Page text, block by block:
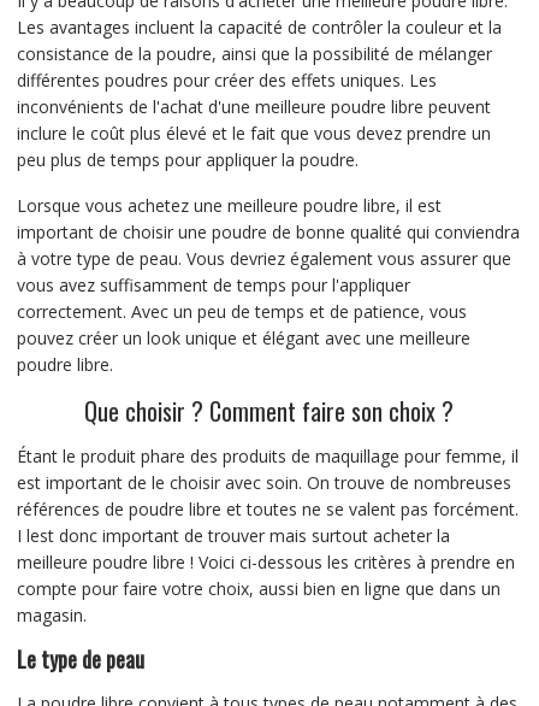
Les avantages incluent la capacité de contrôler la couleur et la
consistance de la poudre, ainsi que la possibilité de mélanger
différentes poudres pour créer des effets uniques. Les
inconvénients de l'achat d'une meilleure poudre libre peuvent
inclure le coût plus élevé et le fait que vous devez prendre un
peu plus de temps pour appliquer la poudre.
Lorsque vous achetez une meilleure poudre libre, il est
important de choisir une poudre de bonne qualité qui conviendra
à votre type de peau. Vous devriez également vous assurer que
vous avez suffisamment de temps pour l'appliquer
correctement. Avec un peu de temps et de patience, vous
pouvez créer un look unique et élégant avec une meilleure
poudre libre.
Que choisir ? Comment faire son choix ?
Étant le produit phare des produits de maquillage pour femme, il
est important de le choisir avec soin. On trouve de nombreuses
références de poudre libre et toutes ne se valent pas forcément.
I lest donc important de trouver mais surtout acheter la
meilleure poudre libre ! Voici ci-dessous les critères à prendre en
compte pour faire votre choix, aussi bien en ligne que dans un
magasin.
Le type de peau